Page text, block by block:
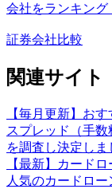
会社をランキング
証券会社比較
関連サイト
【毎月更新】お
スプレッド（手
を調査し決定しま
【最新】カード
人気のカードロ